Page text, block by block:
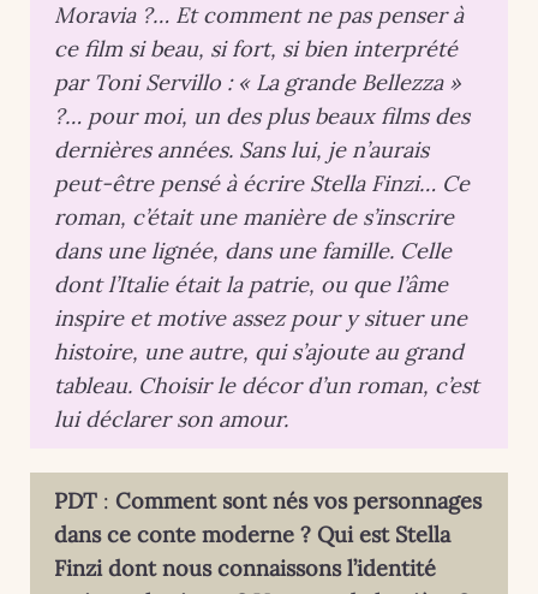
Moravia ?… Et comment ne pas penser à
ce film si beau, si fort, si bien interprété
par Toni Servillo : « La grande Bellezza »
?… pour moi, un des plus beaux films des
dernières années. Sans lui, je n’aurais
peut-être pensé à écrire Stella Finzi… Ce
roman, c’était une manière de s’inscrire
dans une lignée, dans une famille. Celle
dont l’Italie était la patrie, ou que l’âme
inspire et motive assez pour y situer une
histoire, une autre, qui s’ajoute au grand
tableau. Choisir le décor d’un roman, c’est
lui déclarer son amour.
PDT : Comment sont nés vos personnages
dans ce conte moderne ? Qui est Stella
Finzi dont nous connaissons l’identité